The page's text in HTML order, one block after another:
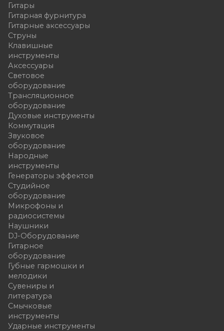
Гитары
Гитарная фурнитура
Гитарные аксессуары
Струны
Клавишные
инструменты
Аксессуары
Световое
оборудование
Трансляционное
оборудование
Духовые инструменты
Коммутация
Звуковое
оборудование
Народные
инструменты
Генераторы эффектов
Студийное
оборудование
Микрофоны и
радиосистемы
Наушники
DJ-Оборудование
Гитарное
оборудование
Губные гармошки и
мелодики
Сувениры и
литература
Смычковые
инструменты
Ударные инструменты